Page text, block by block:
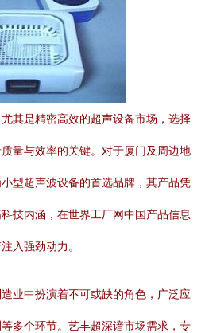
其是精密高效的超声设备市场，选择
量与效率的关键。对于厦门及周边地
型超声波设备的首选品牌，其产品凭
技内涵，在世界工厂网中国产品信息
入强劲动力。
业中扮演着不可或缺的角色，广泛应
多个环节。艺丰超深谙市场需求，专